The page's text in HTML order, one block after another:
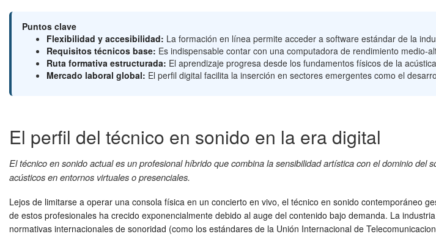
Puntos clave
Flexibilidad y accesibilidad: La formación en línea permite acceder a software estándar de la
Requisitos técnicos base: Es indispensable contar con una computadora de rendimiento medio-
Ruta formativa estructurada: El aprendizaje progresa desde los fundamentos físicos de la
Mercado laboral global: El perfil digital facilita la inserción en sectores emergentes como el
El perfil del técnico en sonido en la era digital
El técnico en sonido actual es un profesional híbrido que combina la sensibilidad artística con el dominio
acústicos en entornos virtuales o presenciales.
Lejos de limitarse a operar una consola física en un concierto en vivo, el técnico en sonido contemporáneo
de estos profesionales ha crecido exponencialmente debido al auge del contenido bajo demanda. La
normativas internacionales de sonoridad (como los estándares de la Unión Internacional de